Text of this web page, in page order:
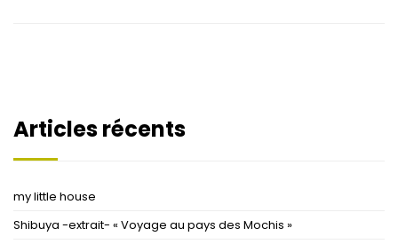
Articles récents
my little house
Shibuya -extrait- « Voyage au pays des Mochis »